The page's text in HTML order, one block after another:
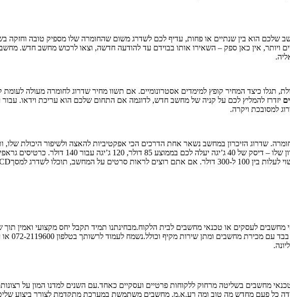
שלכם הוא בין שנתיים או פחות, עדיף לכם לשדרג משום שהחומרה שלו מספיק טובה וחזקה
אין כאן ספק – השאירו אותו בבוידם עד להודעה חדשה, וצאו לרכוש מחשב חדש. מחשבים
תגלו כיצד המחיר קופץ למימדים אסטרונומיים. אם תשוו מחיר שדרוג לחומרה מעולה
יזדרז להמליץ לכם על קניה של מחשב חדש, לדוגמה אם התחום שלכם הוא עריכת וידאו.
40 דולר. תוכלו לשדרג את הדיסק הקשיח ועל ידי כך להגדיל
לעסקים או טכנאי מחשבים לבית הלקוח.מבחינתנו תמיד תקבל יחס מקצועי ואמין תוך
במתן
מחשבים בשליטה מרחוק ללקוחות פרטיים ועסקיים כאחד.עם השנים למדנו המון על
כל פעם מחדש מה טוב ומה רע.א.מ. מחשבים משתמשת במערכת מתקדמת לצורך ביצוע